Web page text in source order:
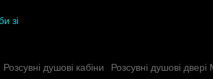
Розсувні душові кабіни Розсувні душові